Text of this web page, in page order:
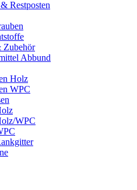
Restposten
Zubehör
Abbund
Holz
WPC
WPC